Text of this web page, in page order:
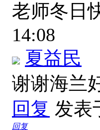
老师冬日
14:08
夏益民
谢谢海兰
回复 发表
回复